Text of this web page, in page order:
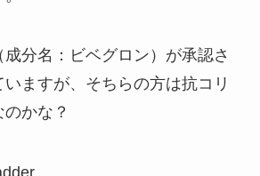
分名：ビベグロン）が承認さ
ますが、そちらの方は抗コリ
かな？